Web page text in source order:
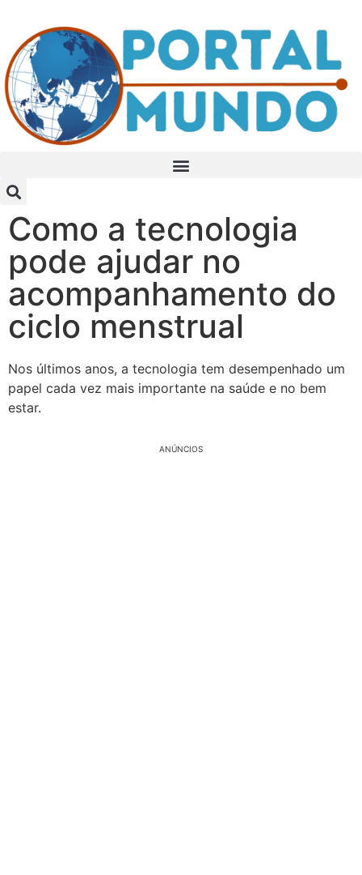
Como a tecnologia
pode ajudar no
acompanhamento do
ciclo menstrual
Nos últimos anos, a tecnologia tem desempenhado um
papel cada vez mais importante na saúde e no bem
estar.
ANÚNCIOS